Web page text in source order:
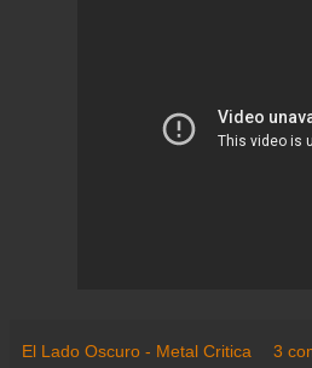
El Lado Oscuro - Metal Critica 3